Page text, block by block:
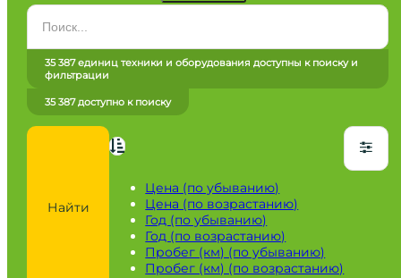
Марка
Все марки
Город / регион
Найти
Цена (по убыванию)
Цена (по возрастанию)
Год (по убыванию)
Год (по возрастанию)
Пробег (км) (по убыванию)
Пробег (км) (по возрастанию)
35 387 единиц техники и оборудования доступны к поиску и
фильтрации
35 387 доступно к поиску